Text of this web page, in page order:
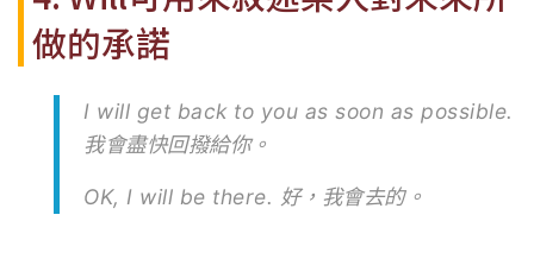
做的承諾
I will get back to you as soon as possible.
我會盡快回撥給你。
OK, I will be there. 好，我會去的。